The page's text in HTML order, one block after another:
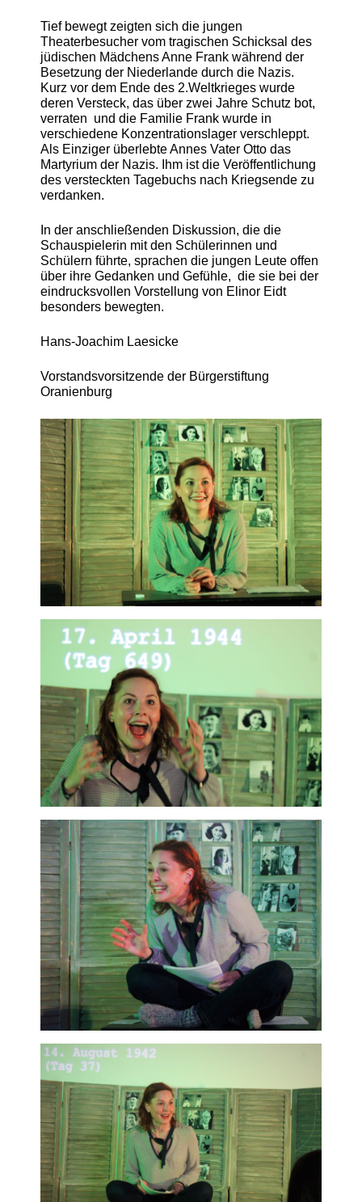
Tief bewegt zeigten sich die jungen
Theaterbesucher vom tragischen Schicksal des
jüdischen Mädchens Anne Frank während der
Besetzung der Niederlande durch die Nazis.
Kurz vor dem Ende des 2.Weltkrieges wurde
deren Versteck, das über zwei Jahre Schutz bot,
verraten und die Familie Frank wurde in
verschiedene Konzentrationslager verschleppt.
Als Einziger überlebte Annes Vater Otto das
Martyrium der Nazis. Ihm ist die Veröffentlichung
des versteckten Tagebuchs nach Kriegsende zu
verdanken.
In der anschließenden Diskussion, die die
Schauspielerin mit den Schülerinnen und
Schülern führte, sprachen die jungen Leute offen
über ihre Gedanken und Gefühle, die sie bei der
eindrucksvollen Vorstellung von Elinor Eidt
besonders bewegten.
Hans-Joachim Laesicke
Vorstandsvorsitzende der Bürgerstiftung
Oranienburg